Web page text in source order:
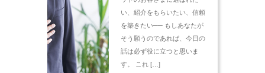
い、紹介をもらいたい、信頼
を築きたい── もしあなたが
そう願うのであれば、今日の
話は必ず役に立つと思いま
す。 これ […]